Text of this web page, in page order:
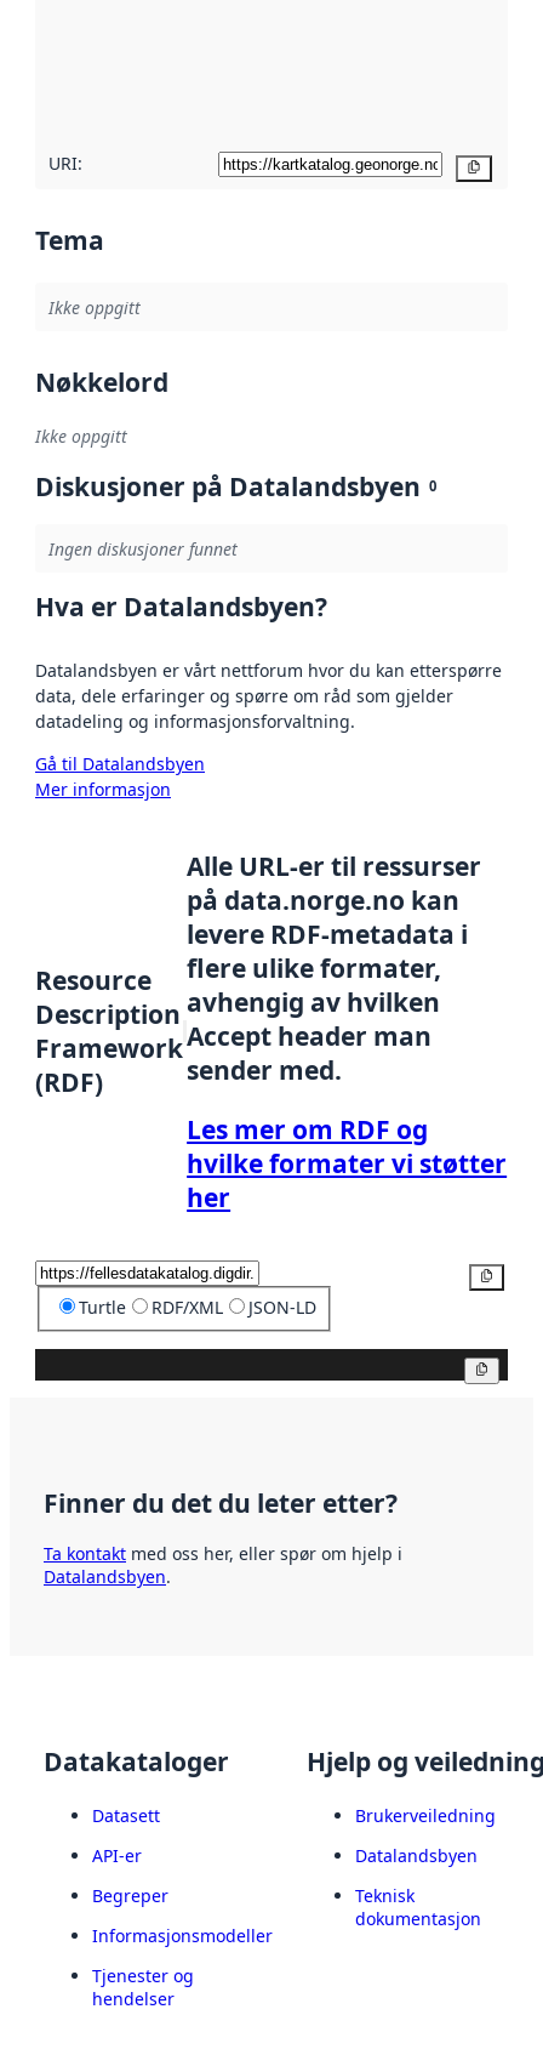
URI:
Tema
Ikke oppgitt
Nøkkelord
Ikke oppgitt
Diskusjoner på Datalandsbyen 0
Ingen diskusjoner funnet
Hva er Datalandsbyen?
Datalandsbyen er vårt nettforum hvor du kan etterspørre
data, dele erfaringer og spørre om råd som gjelder
datadeling og informasjonsforvaltning.
Gå til Datalandsbyen
Mer informasjon
Resource
Description
Framework
(RDF)
Alle URL-er til ressurser
på data.norge.no kan
levere RDF-metadata i
flere ulike formater,
avhengig av hvilken
Accept header man
sender med.
Les mer om RDF og
hvilke formater vi støtter
her
Turtle RDF/XML JSON-LD
Finner du det du leter etter?
Ta kontakt med oss her, eller spør om hjelp i
Datalandsbyen.
Datakataloger
Datasett
API-er
Begreper
Informasjonsmodeller
Tjenester og
hendelser
Hjelp og
Brukerveiledning
Datalandsbyen
Teknisk
dokumentasjon